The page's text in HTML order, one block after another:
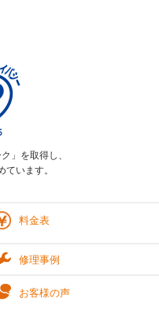
ク」を取得し、
ています。
料金表
修理事例
お客様の声